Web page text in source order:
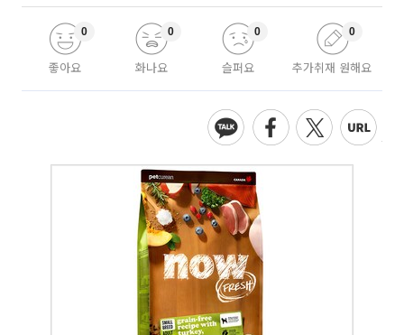
좋아요
0
화나요
0
슬퍼요
0
추가취재 원해요
0